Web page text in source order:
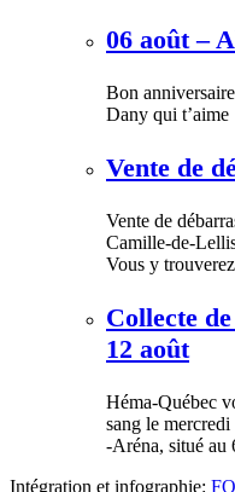
06 août –
Bon
Dany qui t’aime
Vente de
Vente de
Camille-de-
Vous y
Collecte
12 août
Héma-Québec
sang le
-Aréna, situé
Intégration et infographie: